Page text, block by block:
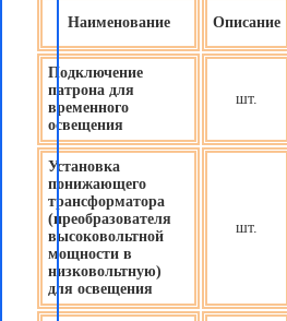
Наименование Описание
Подключение
патрона для
временного
освещения
шт.
Установка
понижающего
трансформатора
(преобразователя
высоковольтной
мощности в
низковольтную)
для освещения
шт.